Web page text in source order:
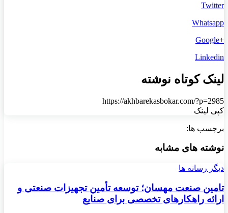
Twitter
Whatsapp
+Google
Linkedin
لینک کوتاه نوشته
https://akhbarekasbokar.com/?p=2985
کپی لینک
برچسب ها:
نوشته های مشابه
دیگر رسانه ها
تامین صنعت مهسان؛ توسعه تأمین تجهیزات صنعتی و
ارائه راهکارهای تخصصی برای صنایع